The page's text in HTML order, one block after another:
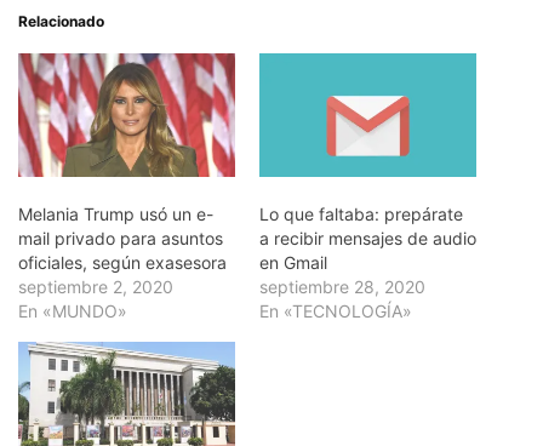
Relacionado
Melania Trump usó un e-
mail privado para asuntos
oficiales, según exasesora
septiembre 2, 2020
En «MUNDO»
Lo que faltaba: prepárate
a recibir mensajes de audio
en Gmail
septiembre 28, 2020
En «TECNOLOGÍA»